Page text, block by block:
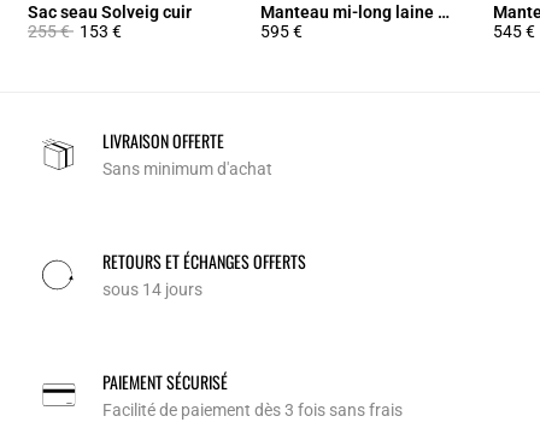
Sac seau Solveig cuir
Prix réduit à partir de
255 €à153 €
Manteau mi-long laine mélangée
595 €
545 €
LIVRAISON OFFERTE
Sans minimum d'achat
RETOURS ET ÉCHANGES OFFERTS
sous 14 jours
PAIEMENT SÉCURISÉ
Facilité de paiement dès 3 fois sans frais